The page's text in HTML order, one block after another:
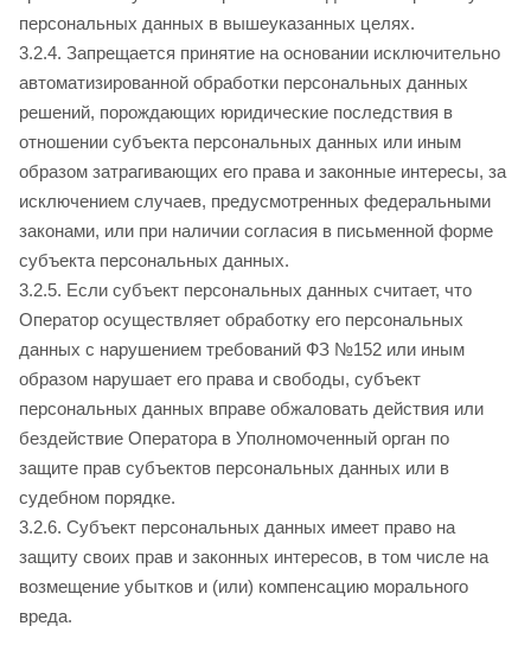
персональных данных в вышеуказанных целях.
3.2.4. Запрещается принятие на основании исключительно
автоматизированной обработки персональных данных
решений, порождающих юридические последствия в
отношении субъекта персональных данных или иным
образом затрагивающих его права и законные интересы, за
исключением случаев, предусмотренных федеральными
законами, или при наличии согласия в письменной форме
субъекта персональных данных.
3.2.5. Если субъект персональных данных считает, что
Оператор осуществляет обработку его персональных
данных с нарушением требований ФЗ №152 или иным
образом нарушает его права и свободы, субъект
персональных данных вправе обжаловать действия или
бездействие Оператора в Уполномоченный орган по
защите прав субъектов персональных данных или в
судебном порядке.
3.2.6. Субъект персональных данных имеет право на
защиту своих прав и законных интересов, в том числе на
возмещение убытков и (или) компенсацию морального
вреда.